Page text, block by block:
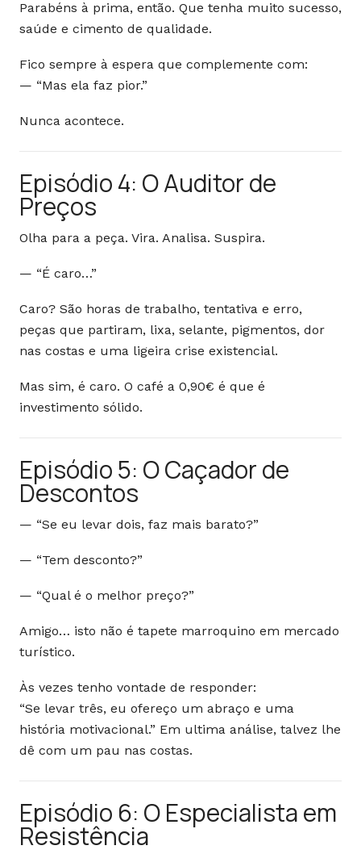
Parabéns à prima, então. Que tenha muito sucesso,
saúde e cimento de qualidade.
Fico sempre à espera que complemente com:
— “Mas ela faz pior.”
Nunca acontece.
Episódio 4: O Auditor de
Preços
Olha para a peça. Vira. Analisa. Suspira.
— “É caro…”
Caro? São horas de trabalho, tentativa e erro,
peças que partiram, lixa, selante, pigmentos, dor
nas costas e uma ligeira crise existencial.
Mas sim, é caro. O café a 0,90€ é que é
investimento sólido.
Episódio 5: O Caçador de
Descontos
— “Se eu levar dois, faz mais barato?”
— “Tem desconto?”
— “Qual é o melhor preço?”
Amigo… isto não é tapete marroquino em mercado
turístico.
Às vezes tenho vontade de responder:
“Se levar três, eu ofereço um abraço e uma
história motivacional.” Em ultima análise, talvez lhe
dê com um pau nas costas.
Episódio 6: O Especialista em
Resistência